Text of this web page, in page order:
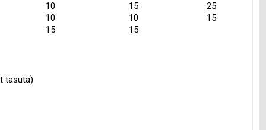
10 15
25
10 10
15
15 15
tasuta)